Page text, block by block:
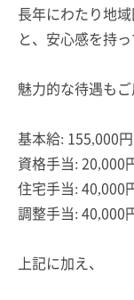
長年にわたり地
と、安心感を持
魅力的な待遇もご
基本給: 155,000
資格手当: 20,000
住宅手当: 40,000
調整手当: 40,000
上記に加え、